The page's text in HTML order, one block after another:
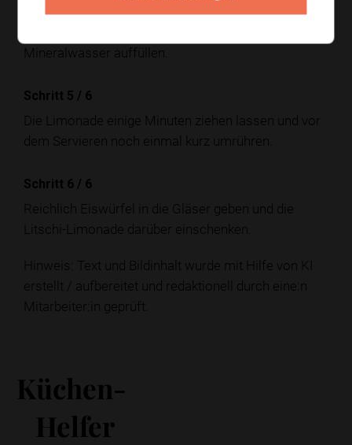
Mineralwasser auffüllen.
Schritt 5 / 6
Die Limonade einige Minuten ziehen lassen und vor
dem Servieren noch einmal kurz umrühren.
Schritt 6 / 6
Reichlich Eiswürfel in die Gläser geben und die
Litschi-Limonade darüber einschenken.
Hinweis: Text und Bildinhalt wurde mit Hilfe von KI
erstellt / aufbereitet und redaktionell durch eine:n
Mitarbeiter:in geprüft.
Küchen-
Helfer